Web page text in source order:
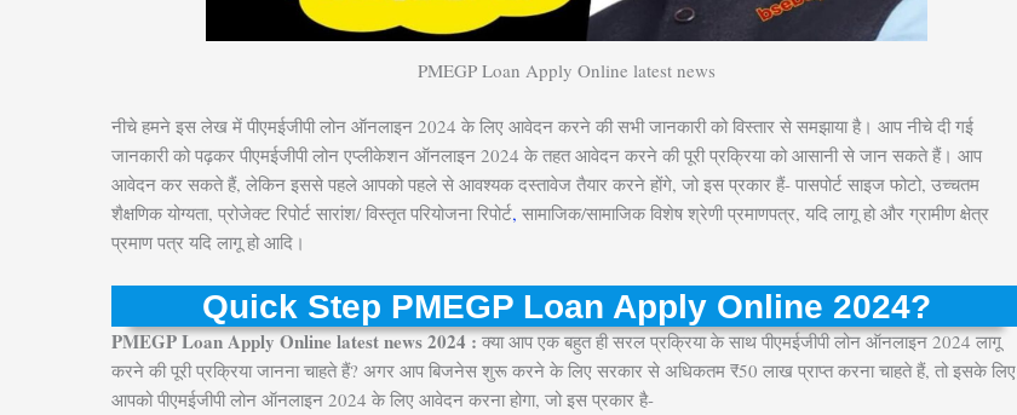
PMEGP Loan Apply Online latest news
नीचे हमने इस लेख में पीएमईजीपी लोन ऑनलाइन 2024 के लिए आवेदन करने की सभी जानकारी को विस्तार से समझाया है। आप नीचे दी गई
जानकारी को पढ़कर पीएमईजीपी लोन एप्लीकेशन ऑनलाइन 2024 के तहत आवेदन करने की पूरी प्रक्रिया को आसानी से जान सकते हैं। आप
आवेदन कर सकते हैं, लेकिन इससे पहले आपको पहले से आवश्यक दस्तावेज तैयार करने होंगे, जो इस प्रकार हैं- पासपोर्ट साइज फोटो, उच्चतम
शैक्षणिक योग्यता, प्रोजेक्ट रिपोर्ट सारांश/ विस्तृत परियोजना रिपोर्ट, सामाजिक/सामाजिक विशेष श्रेणी प्रमाणपत्र, यदि लागू हो और ग्रामीण क्षेत्र
प्रमाण पत्र यदि लागू हो आदि।
Quick Step PMEGP Loan Apply Online 2024?
PMEGP Loan Apply Online latest news 2024 :क्या आप एक बहुत ही सरल प्रक्रिया के साथ पीएमईजीपी लोन ऑनलाइन 2024 लागू
करने की पूरी प्रक्रिया जानना चाहते हैं? अगर आप बिजनेस शुरू करने के लिए सरकार से अधिकतम ₹50 लाख प्राप्त करना चाहते हैं, तो इसके लिए
आपको पीएमईजीपी लोन ऑनलाइन 2024 के लिए आवेदन करना होगा, जो इस प्रकार है-